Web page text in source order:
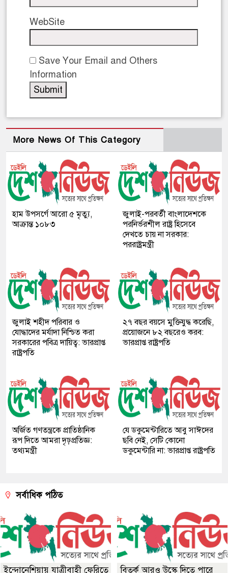
WebSite
Save Your Email and Others
Information
More News Of This Category
হাম উপসর্গে আরো ৫ মৃত্যু,
আক্রান্ত ১০৮৩
জুলাই-পরবর্তী বাংলাদেশকে
পরনির্ভরশীল রাষ্ট্র হিসেবে
দেখতে চায় না সরকার:
পররাষ্ট্রমন্ত্রী
জুলাই শহীদ পরিবার ও
যোদ্ধাদের মর্যাদা নিশ্চিত করা
সরকারের পবিত্র দায়িত্ব: ভারপ্রাপ্ত
রাষ্ট্রপতি
২৭ বছর বয়সে মুক্তিযুদ্ধ করেছি,
প্রয়োজনে ৮২ বছরেও করব:
ভারপ্রাপ্ত রাষ্ট্রপতি
অর্জিত গণতন্ত্রকে প্রাতিষ্ঠানিক
রূপ দিতে আমরা দৃঢ়প্রতিজ্ঞ:
তথ্যমন্ত্রী
যে ডকুমেন্টারিতে আবু সাঈদের
ছবি নেই, সেটি কোনো
ডকুমেন্টারি না: ভারপ্রাপ্ত রাষ্ট্রপতি
সর্বাধিক পঠিত
ইন্দোনেশিয়ায় যাত্রীবাহী ফেরিতে
বিতর্ক আরও উস্কে দিতে পারে